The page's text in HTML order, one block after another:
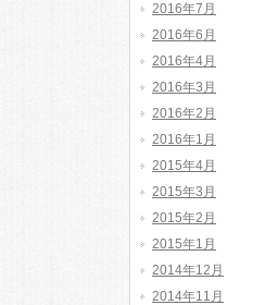
2016年7月
2016年6月
2016年4月
2016年3月
2016年2月
2016年1月
2015年4月
2015年3月
2015年2月
2015年1月
2014年12月
2014年11月